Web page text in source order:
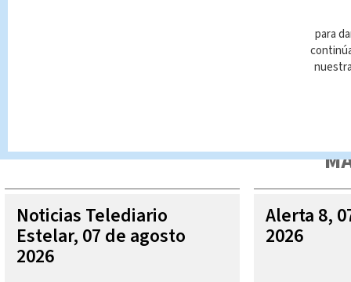
Queda prohibida la reproducción total o parcial del contenido
autorizada constituye una infracción y un delito de conformidad
Noticias Telediario
Estelar, 07 de agosto
2026
Alerta 8,
2026
para
nuestra